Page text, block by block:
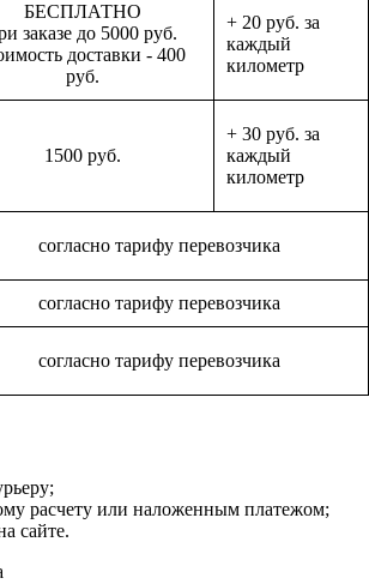
БЕСПЛАТНО
заказе до 5000 руб.
доставки - 400
руб.
+ 20 руб. за
каждый
километр
1500 руб.
+ 30 руб. за
каждый
километр
согласно тарифу перевозчика
согласно тарифу перевозчика
согласно тарифу перевозчика
расчету или наложенным платежом;
сайте.